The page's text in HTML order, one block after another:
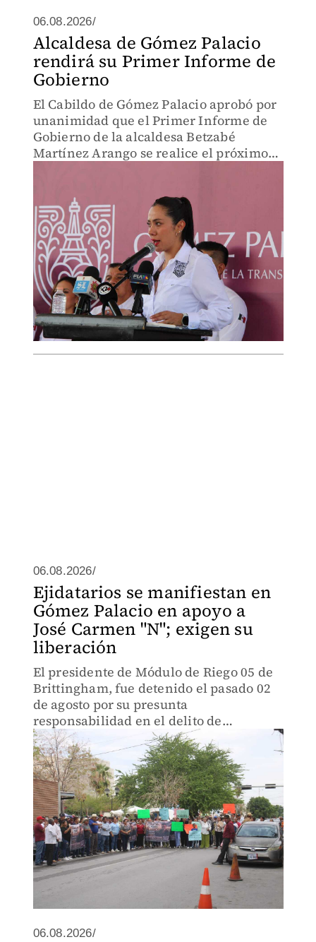
06.08.2026/
Alcaldesa de Gómez Palacio
rendirá su Primer Informe de
Gobierno
El Cabildo de Gómez Palacio aprobó por
unanimidad que el Primer Informe de
Gobierno de la alcaldesa Betzabé
Martínez Arango se realice el próximo
06.08.2026/
Ejidatarios se manifiestan en
Gómez Palacio en apoyo a
José Carmen "N"; exigen su
liberación
El presidente de Módulo de Riego 05 de
Brittingham, fue detenido el pasado 02
de agosto por su presunta
responsabilidad en el delito de
extorsión.
06.08.2026/